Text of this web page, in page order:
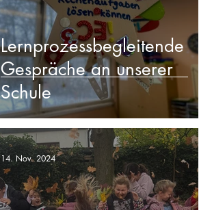
Lernprozessbegleitende
Gespräche an unserer
Schule
14. Nov. 2024